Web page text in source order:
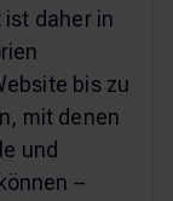
daher in
bis zu
mit denen
und
–